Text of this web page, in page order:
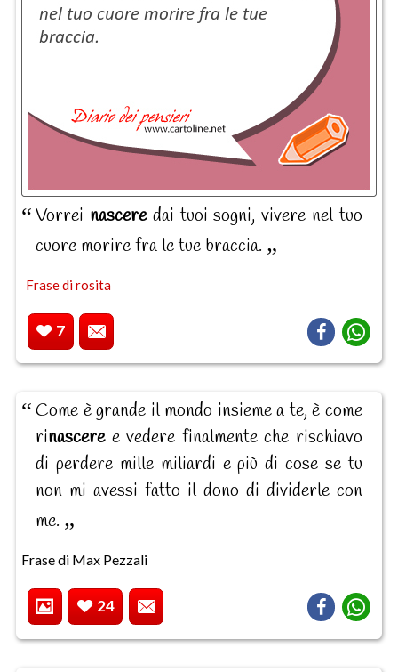
Vorrei nasceredai tuoi sogni, vivere nel tuo
cuore morire fra le tue braccia.
Frase di rosita
7
Come è grande il mondo insieme a te, è come
rinasceree vedere finalmente che rischiavo
di perdere mille miliardi e più di cose se tu
non mi avessi fatto il dono di dividerle con
me.
Frase di Max Pezzali
24